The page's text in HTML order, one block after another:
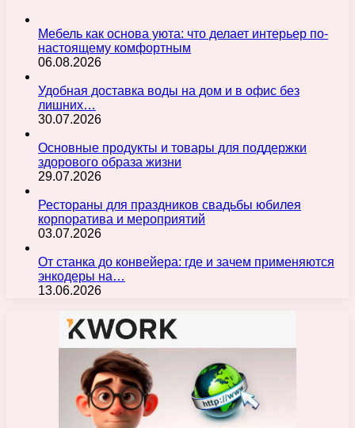
Мебель как основа уюта: что делает интерьер по-
настоящему комфортным
06.08.2026
Удобная доставка воды на дом и в офис без
лишних…
30.07.2026
Основные продукты и товары для поддержки
здорового образа жизни
29.07.2026
Рестораны для праздников свадьбы юбилея
корпоратива и мероприятий
03.07.2026
От станка до конвейера: где и зачем применяются
энкодеры на…
13.06.2026